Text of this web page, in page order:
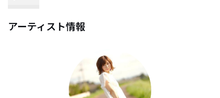
アーティスト情報